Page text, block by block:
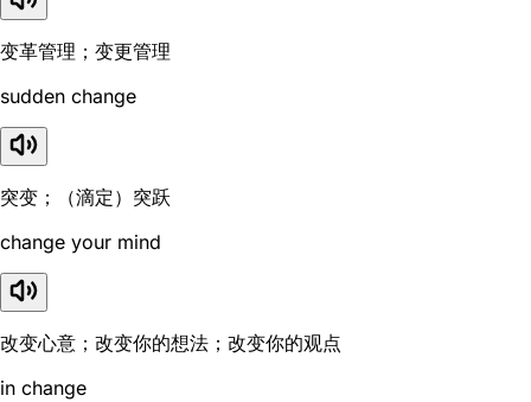
变革管理；变更管理
sudden change
突变；（滴定）突跃
change your mind
改变心意；改变你的想法；改变你的观点
in change